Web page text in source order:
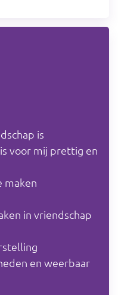
is
voor mij prettig en
maken
in vriendschap
en weerbaar